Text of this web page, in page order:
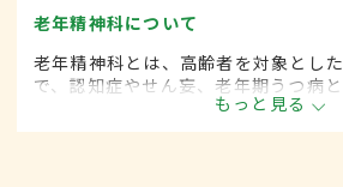
老年精神科について
老年精神科とは、高齢者を対象とし
で、認知症やせん妄、老年期うつ病
害の診断・治療を行います。
もっと見る